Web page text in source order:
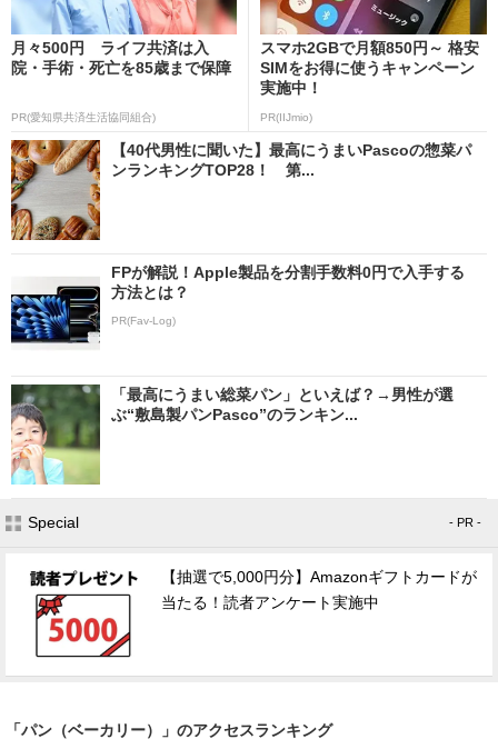
月々500円 ライフ共済は入
院・手術・死亡を85歳まで保障
PR(愛知県共済生活協同組合)
スマホ2GBで月額850円～ 格安
SIMをお得に使うキャンペーン
実施中！
PR(IIJmio)
【40代男性に聞いた】最高にうまいPascoの惣菜パ
ンランキングTOP28！ 第...
FPが解説！Apple製品を分割手数料0円で入手する
方法とは？
PR(Fav-Log)
「最高にうまい総菜パン」といえば？→男性が選
ぶ“敷島製パンPasco”のランキン...
Special - PR -
【抽選で5,000円分】Amazonギフトカードが
当たる！読者アンケート実施中
「パン（ベーカリー）」のアクセスランキング